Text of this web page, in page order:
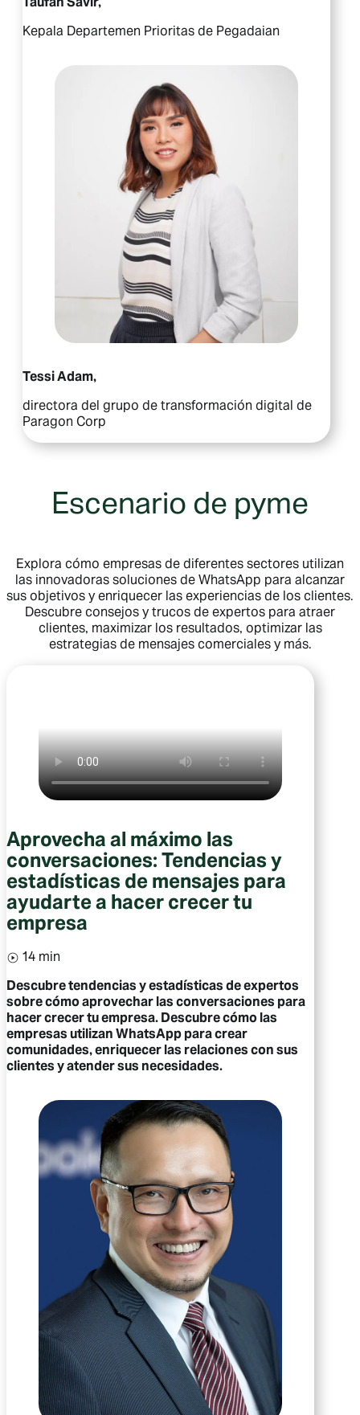
Kepala Departemen Prioritas de Pegadaian
Tessi Adam,
directora del grupo de transformación digital de
Paragon Corp
Escenario de pyme
Explora cómo empresas de diferentes sectores utilizan
las innovadoras soluciones de WhatsApp para alcanzar
sus objetivos y enriquecer las experiencias de los clientes.
Descubre consejos y trucos de expertos para atraer
clientes, maximizar los resultados, optimizar las
estrategias de mensajes comerciales y más.
Aprovecha al máximo las
conversaciones: Tendencias y
estadísticas de mensajes para
ayudarte a hacer crecer tu
empresa
14 min
Descubre tendencias y estadísticas de expertos
sobre cómo aprovechar las conversaciones para
hacer crecer tu empresa. Descubre cómo las
empresas utilizan WhatsApp para crear
comunidades, enriquecer las relaciones con sus
clientes y atender sus necesidades.